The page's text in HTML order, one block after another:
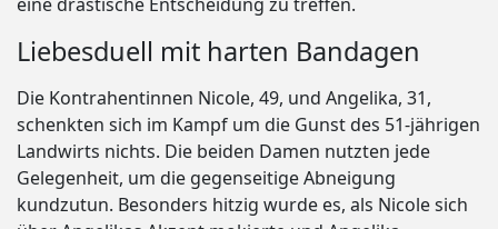
Liebesduell mit harten Bandagen
Die Kontrahentinnen Nicole, 49, und Angelika, 31,
schenkten sich im Kampf um die Gunst des 51-jährigen
Landwirts nichts. Die beiden Damen nutzten jede
Gelegenheit, um die gegenseitige Abneigung
kundzutun. Besonders hitzig wurde es, als Nicole sich